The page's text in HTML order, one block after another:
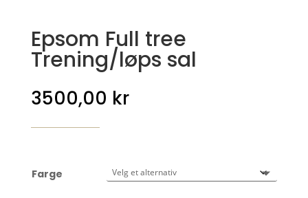
Epsom Full tree
Trening/løps sal
3500,00 kr
Farge